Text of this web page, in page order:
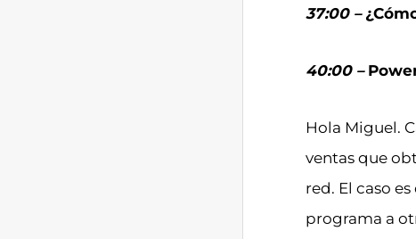
37:00 –
40:00 –
Hola Miguel.
ventas que
red. El caso
programa a